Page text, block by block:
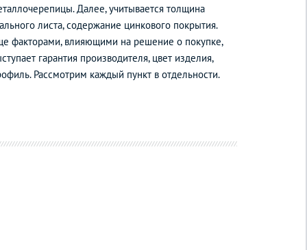
Далее, учитывается толщина
листа, содержание цинкового покрытия.
факторами, влияющими на решение о покупке,
гарантия производителя, цвет изделия,
Рассмотрим каждый пункт в отдельности.